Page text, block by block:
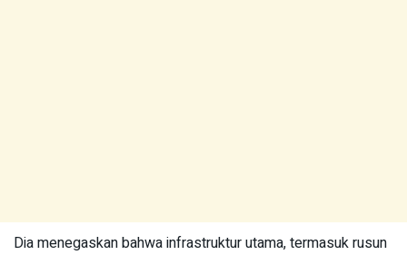
Dia menegaskan bahwa infrastruktur utama, termasuk rusun